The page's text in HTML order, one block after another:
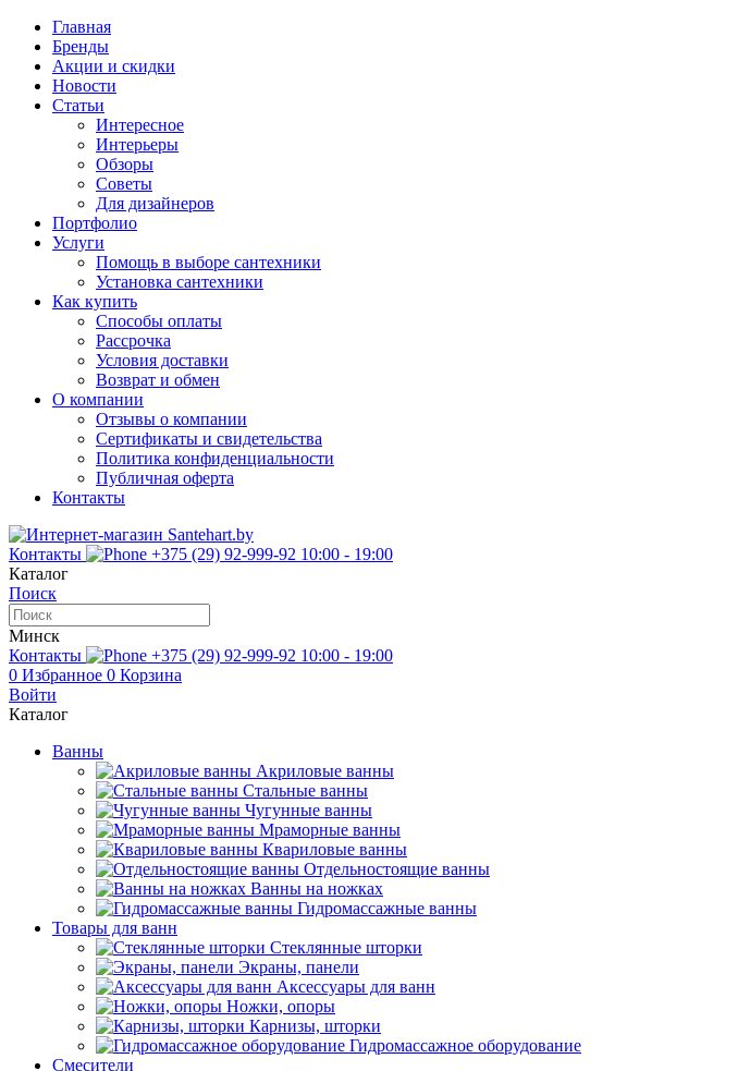
Главная
Бренды
Акции и скидки
Новости
Статьи
Интересное
Интерьеры
Обзоры
Советы
Для дизайнеров
Портфолио
Услуги
Помощь в выборе сантехники
Установка сантехники
Как купить
Способы оплаты
Рассрочка
Условия доставки
Возврат и обмен
О компании
Отзывы о компании
Сертификаты и свидетельства
Политика конфиденциальности
Публичная оферта
Контакты
Контакты +375 (29) 92-999-92 10:00 - 19:00
Каталог
Поиск
Минск
Контакты
+375 (29) 92-999-92 10:00 - 19:00
0 Избранное 0 Корзина
Войти
Каталог
Ванны
Акриловые ванны
Стальные ванны
Чугунные ванны
Мраморные ванны
Квариловые ванны
Отдельностоящие ванны
Ванны на ножках
Гидромассажные ванны
Товары для ванн
Стеклянные шторки
Экраны, панели
Аксессуары для ванн
Ножки, опоры
Карнизы, шторки
Гидромассажное оборудование
Смесители